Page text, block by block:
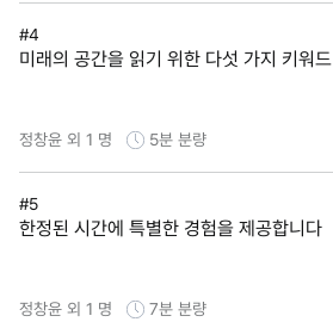
#4
미래의 공간을 읽기 위한 다섯 가지 키워드
정창윤 외 1 명 5분 분량
#5
한정된 시간에 특별한 경험을 제공합니다
정창윤 외 1 명 7분 분량